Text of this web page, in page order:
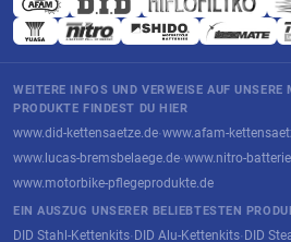
WEITERE INFOS UND VERWEISE AUF
PRODUKTE FINDEST DU HIER
www.did-kettensaetze.de·www.afam-
www.lucas-bremsbelaege.de·www.nitro-
www.motorbike-pflegeprodukte.de
EIN AUSZUG UNSERER BELIEBTESTEN
DID Stahl-Kettenkits· DID Alu-Kettenkits· DID